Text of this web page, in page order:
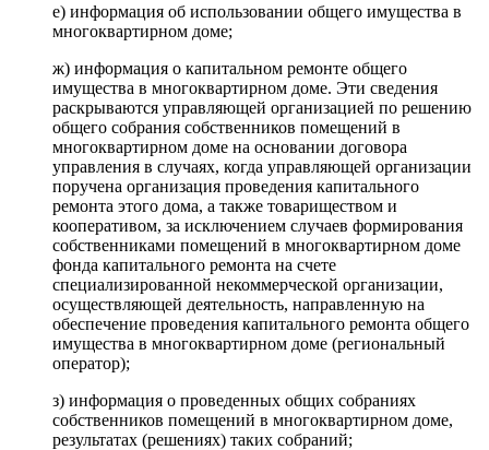
е) информация об использовании общего имущества в
многоквартирном доме;
ж) информация о капитальном ремонте общего
имущества в многоквартирном доме. Эти сведения
раскрываются управляющей организацией по решению
общего собрания собственников помещений в
многоквартирном доме на основании договора
управления в случаях, когда управляющей организации
поручена организация проведения капитального
ремонта этого дома, а также товариществом и
кооперативом, за исключением случаев формирования
собственниками помещений в многоквартирном доме
фонда капитального ремонта на счете
специализированной некоммерческой организации,
осуществляющей деятельность, направленную на
обеспечение проведения капитального ремонта общего
имущества в многоквартирном доме (региональный
оператор);
з) информация о проведенных общих собраниях
собственников помещений в многоквартирном доме,
результатах (решениях) таких собраний;